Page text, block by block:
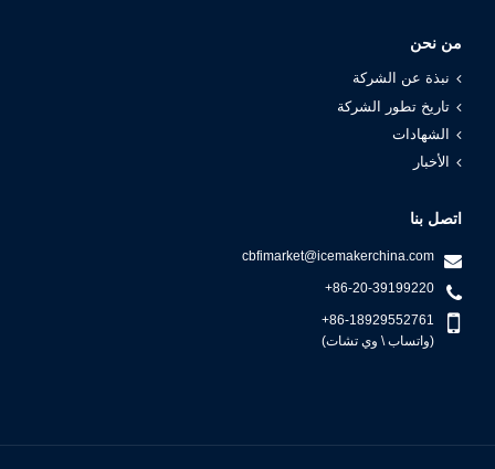
من نحن
نبذة عن الشركة
تاريخ تطور الشركة
الشهادات
الأخبار
اتصل بنا
cbfimarket@icemakerchina.com
+86-20-39199220
+86-18929552761
(واتساب \ وي تشات)